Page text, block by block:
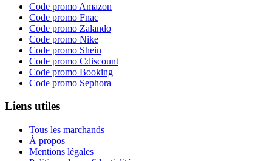
Code promo Amazon
Code promo Fnac
Code promo Zalando
Code promo Nike
Code promo Shein
Code promo Cdiscount
Code promo Booking
Code promo Sephora
Liens utiles
Tous les marchands
À propos
Mentions légales